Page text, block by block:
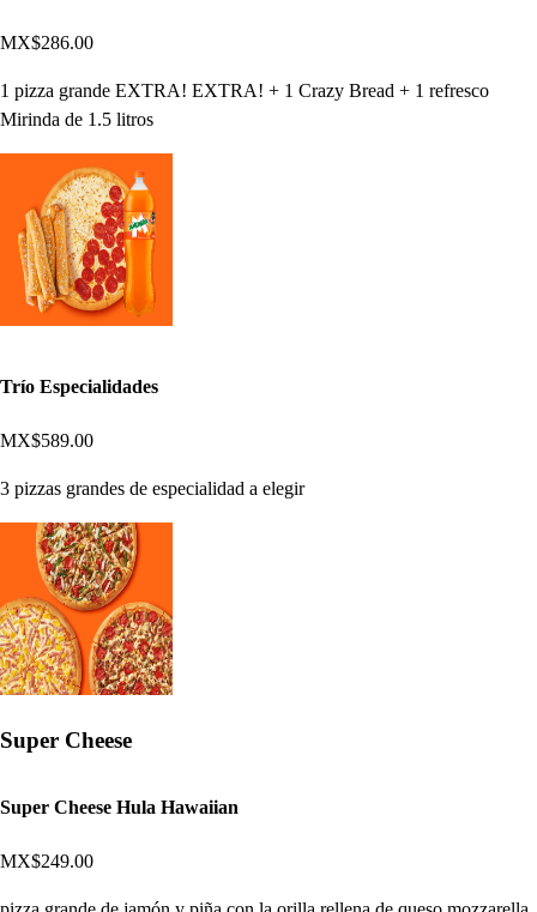
MX$286.00
1 pizza grande EXTRA! EXTRA! + 1 Crazy Bread + 1 refresco
Mirinda de 1.5 litros
Trío Especialidades
MX$589.00
3 pizzas grandes de especialidad a elegir
Super Cheese
Super Cheese Hula Hawaiian
MX$249.00